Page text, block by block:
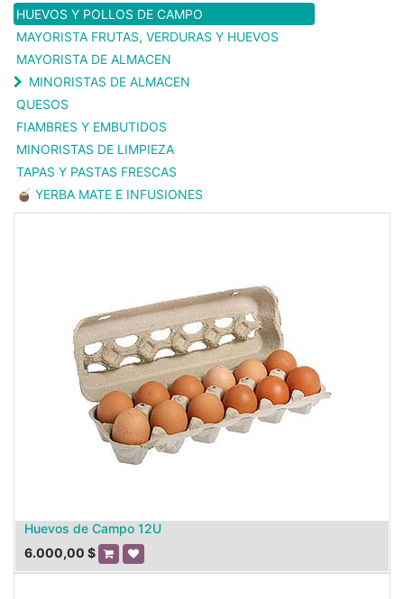
HUEVOS Y POLLOS DE CAMPO
MAYORISTA FRUTAS, VERDURAS Y HUEVOS
MAYORISTA DE ALMACEN
MINORISTAS DE ALMACEN
QUESOS
FIAMBRES Y EMBUTIDOS
MINORISTAS DE LIMPIEZA
TAPAS Y PASTAS FRESCAS
🧉 YERBA MATE E INFUSIONES
Huevos de Campo 12U
6.000,00 $